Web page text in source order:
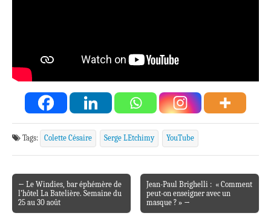
Tags: Colette Césaire Serge LEtchimy YouTube
Post navigation
← Le Windies, bar éphémère de
l’hôtel La Batelière. Semaine du
25 au 30 août
Jean-Paul Brighelli : « Comment
peut-on enseigner avec un
masque ? » →